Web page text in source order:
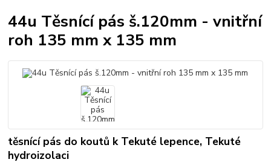
44u Těsnící pás š.120mm - vnitřní
roh 135 mm x 135 mm
těsnící pás do koutů k Tekuté lepence, Tekuté
hydroizolaci